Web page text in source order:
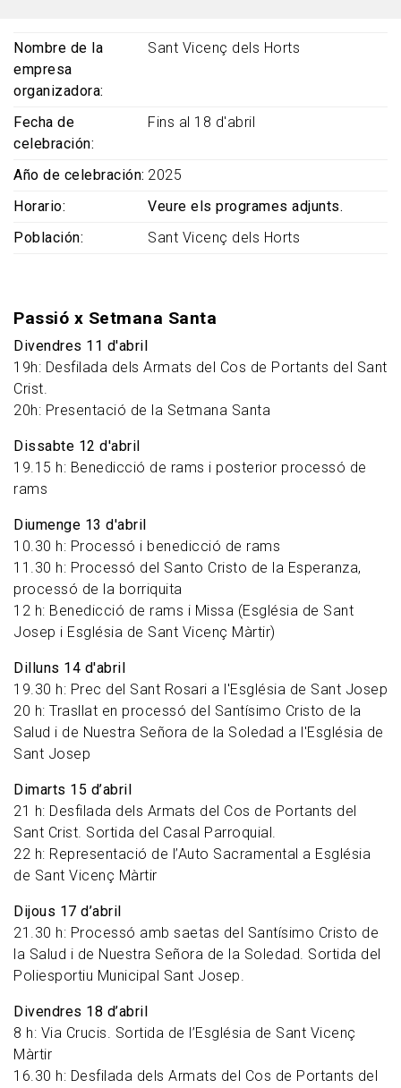
Passió x Setmana Santa
Divendres 11 d'abril
19h: Desfilada dels Armats del Cos de Portants del Sant
Crist.
20h: Presentació de la Setmana Santa
Dissabte 12 d'abril
19.15 h: Benedicció de rams i posterior processó de
rams
Diumenge 13 d'abril
10.30 h: Processó i benedicció de rams
11.30 h: Processó del Santo Cristo de la Esperanza,
processó de la borriquita
12 h: Benedicció de rams i Missa (Església de Sant
Josep i Església de Sant Vicenç Màrtir)
Dilluns 14 d'abril
19.30 h: Prec del Sant Rosari a l'Església de Sant Josep
20 h: Trasllat en processó del Santísimo Cristo de la
Salud i de Nuestra Señora de la Soledad a l'Església de
Sant Josep
Dimarts 15 d’abril
21 h: Desfilada dels Armats del Cos de Portants del
Sant Crist. Sortida del Casal Parroquial.
22 h: Representació de l’Auto Sacramental a Església
de Sant Vicenç Màrtir
Dijous 17 d’abril
21.30 h: Processó amb saetas del Santísimo Cristo de
la Salud i de Nuestra Señora de la Soledad. Sortida del
Poliesportiu Municipal Sant Josep.
Divendres 18 d’abril
8 h: Via Crucis. Sortida de l’Església de Sant Vicenç
Màrtir
16.30 h: Desfilada dels Armats del Cos de Portants del
Nombre de la
empresa
organizadora
Sant Vicenç dels Horts
Fecha de
celebración
Fins al 18 d'abril
Año de celebración 2025
Horario
Veure els programes adjunts.
Población
Sant Vicenç dels Horts